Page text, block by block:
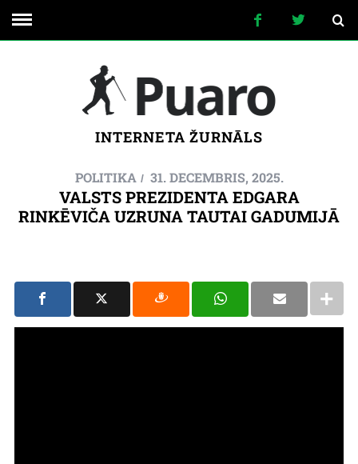
INTERNETA ŽURNĀLS
POLITIKA 31. DECEMBRIS, 2025.
VALSTS PREZIDENTA EDGARA
RINKĒVIČA UZRUNA TAUTAI GADUMIJĀ